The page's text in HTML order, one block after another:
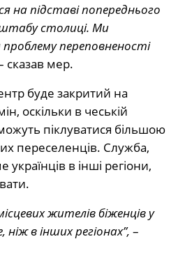
на підставі попереднього
столиці. Ми
переповненості
сказав мер.
буде закритий на
оскільки в чеській
піклуватися більшою
переселенців. Служба,
в інші регіони,
жителів біженців у
в інших регіонах”, –